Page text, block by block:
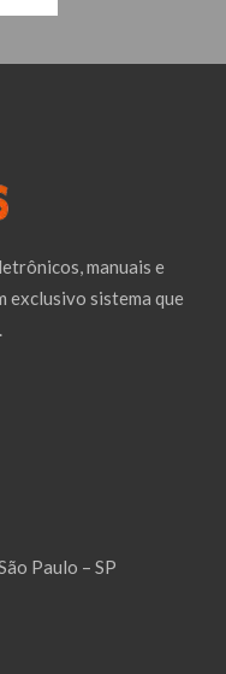
manuais e
exclusivo sistema que
Paulo – SP